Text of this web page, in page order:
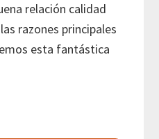
relación calidad
razones principales
esta fantástica